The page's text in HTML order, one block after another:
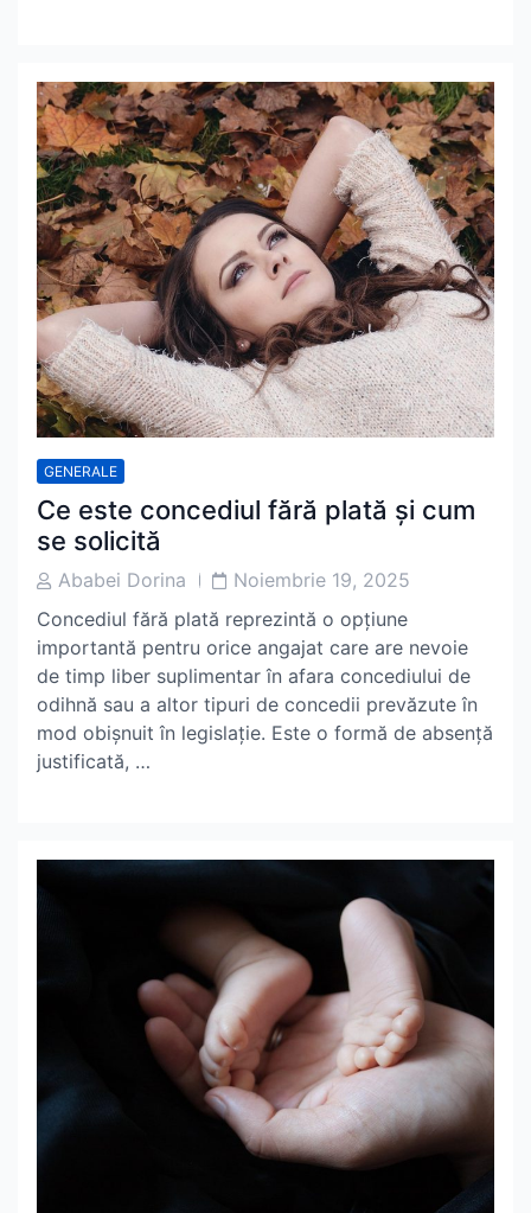
GENERALE
Ce este concediul fără plată și cum
se solicită
PostAbabei Dorina
PostNoiembrie 19, 2025
Concediul fără plată reprezintă o opțiune
importantă pentru orice angajat care are nevoie
de timp liber suplimentar în afara concediului de
odihnă sau a altor tipuri de concedii prevăzute în
mod obișnuit în legislație. Este o formă de absență
justificată, …